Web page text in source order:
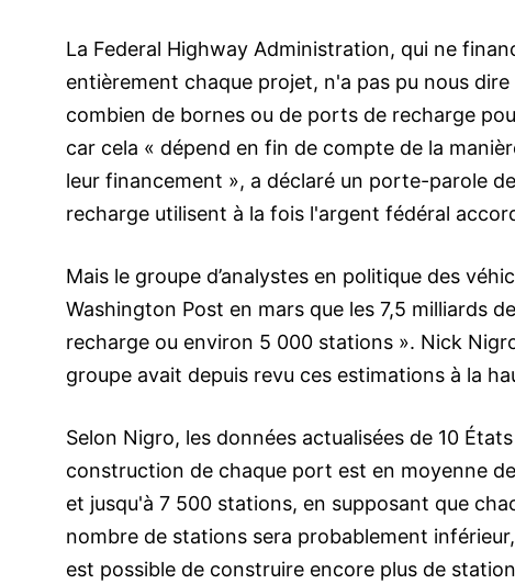
La Federal Highway Administration, qui ne
entièrement chaque projet, n'a pas pu nous dire
combien de bornes ou de ports de recharge
car cela « dépend en fin de compte de la
leur financement », a déclaré un porte-parole
recharge utilisent à la fois l'argent fédéral
Mais le groupe d’analystes en politique des
Washington Post en mars que les 7,5 milliards
recharge ou environ 5 000 stations ». Nick
groupe avait depuis revu ces estimations à la
Selon Nigro, les données actualisées de 10
construction de chaque port est en moyenne
et jusqu'à 7 500 stations, en supposant que
nombre de stations sera probablement
est possible de construire encore plus de